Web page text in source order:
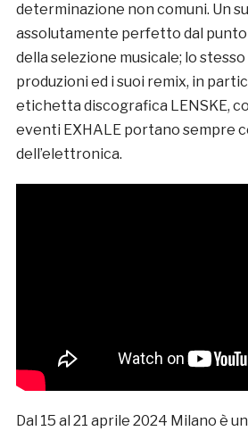
determinazione non comuni. Un
assolutamente perfetto dal
della selezione musicale; lo
produzioni ed i suoi remix, in
etichetta discografica LENSKE,
eventi EXHALE portano sempre
dell’elettronica.
Dal 15 al 21 aprile 2024 Milano è